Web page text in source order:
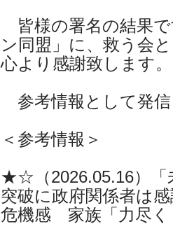
皆様の署名の結果
ン同盟」に、救う会
心より感謝致します。
参考情報として発
＜参考情報＞
★☆（2026.05.16）「
突破に政府関係者は
危機感 家族「力尽く